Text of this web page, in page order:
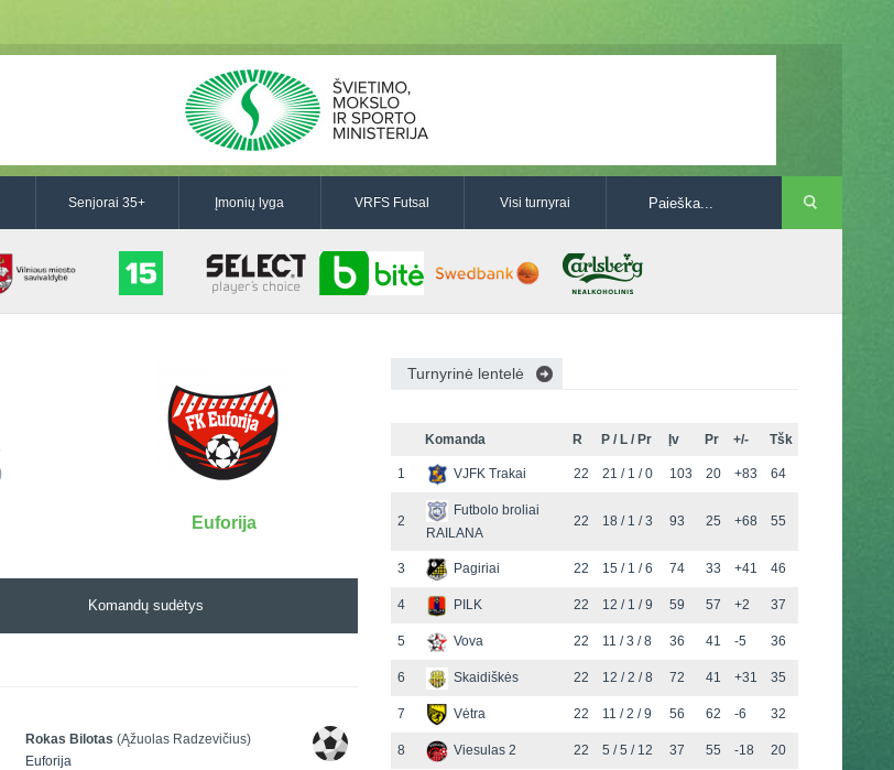
Senjorai 35+ Įmonių lyga VRFS Futsal Visi turnyrai
Euforija
Komandų sudėtys
Rokas Bilotas (Ąžuolas Radzevičius)
Euforija
Turnyrinė lentelė
Komanda R P / L / Pr Įv Pr +/- Tšk
1 VJFK Trakai 22 21 / 1 / 0 103 20 +83 64
2
Futbolo broliai
RAILANA
22 18 / 1 / 3 93 25 +68 55
3 Pagiriai 22 15 / 1 / 6 74 33 +41 46
4 PILK 22 12 / 1 / 9 59 57 +2 37
5 Vova 22 11 / 3 / 8 36 41 -5 36
6 Skaidiškės 22 12 / 2 / 8 72 41 +31 35
7 Vėtra 22 11 / 2 / 9 56 62 -6 32
8 Viesulas 2 22 5 / 5 / 12 37 55 -18 20